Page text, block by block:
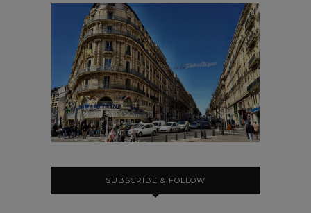
SUBSCRIBE & FOLLOW